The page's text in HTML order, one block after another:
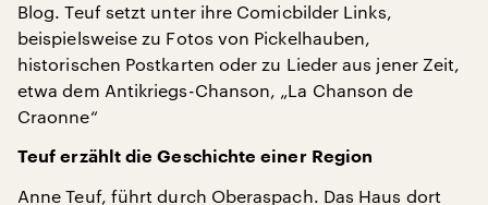
Blog. Teuf setzt unter ihre Comicbilder Links,
beispielsweise zu Fotos von Pickelhauben,
historischen Postkarten oder zu Lieder aus jener Zeit,
etwa dem Antikriegs-Chanson, „La Chanson de
Craonne“
Teuf erzählt die Geschichte einer Region
Anne Teuf, führt durch Oberaspach. Das Haus dort